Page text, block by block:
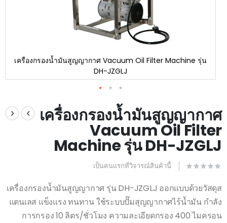
เครื่องกรองน้ำมันสูญญากาศ Vacuum Oil Filter Machine รุ่น
DH-JZGLJ
to
the
beginning
of
the
gallery
เครื่องกรองน้ำมันสูญญากาศ
Vacuum Oil Filter
Machine รุ่น DH-JZGLJ
เป็นคนแรกที่วิจารณ์สินค้านี้
เครื่องกรองน้ำมันสูญญากาศ รุ่น DH-JZGLJ ออกแบบด้วยวัสดุส
แตนเลส แข็งแรง ทนทาน ใช้ระบบปั๊มสุญญากาศไร้น้ำมัน กำลัง
การกรอง 10 ลิตร/ชั่วโมง ความละเอียดกรอง 400 ไมครอน